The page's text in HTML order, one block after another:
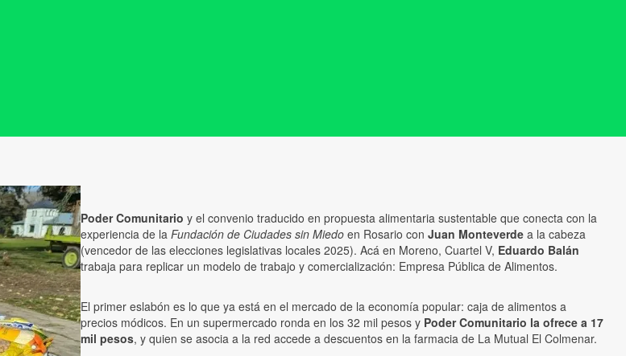
Poder Comunitario y el convenio traducido en propuesta alimentaria sustentable que conecta con la
experiencia de la Fundación de Ciudades sin Miedo en Rosario con Juan Monteverde a la cabeza
(vencedor de las elecciones legislativas locales 2025). Acá en Moreno, Cuartel V, Eduardo Balán
trabaja para replicar un modelo de trabajo y comercialización: Empresa Pública de Alimentos.
El primer eslabón es lo que ya está en el mercado de la economía popular: caja de alimentos a
precios módicos. En un supermercado ronda en los 32 mil pesos y Poder Comunitario la ofrece a 17
mil pesos, y quien se asocia a la red accede a descuentos en la farmacia de La Mutual El Colmenar.